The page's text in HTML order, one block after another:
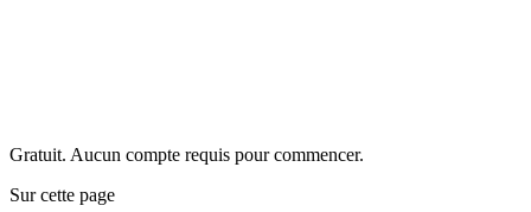
Gratuit. Aucun compte requis pour commencer.
Sur cette page